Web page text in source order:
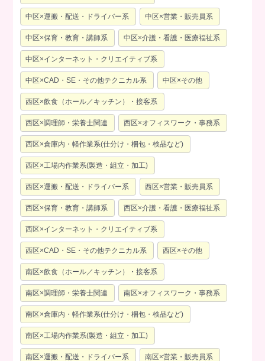
中区×運搬・配送・ドライバー系 中区×営業・販売員系
中区×保育・教育・講師系 中区×介護・看護・医療福祉系
中区×インターネット・クリエイティブ系
中区×CAD・SE・その他テクニカル系 中区×その他
西区×飲食（ホール／キッチン）・接客系
西区×調理師・栄養士関連 西区×オフィスワーク・事務系
西区×倉庫内・軽作業系(仕分け・梱包・検品など)
西区×工場内作業系(製造・組立・加工)
西区×運搬・配送・ドライバー系 西区×営業・販売員系
西区×保育・教育・講師系 西区×介護・看護・医療福祉系
西区×インターネット・クリエイティブ系
西区×CAD・SE・その他テクニカル系 西区×その他
南区×飲食（ホール／キッチン）・接客系
南区×調理師・栄養士関連 南区×オフィスワーク・事務系
南区×倉庫内・軽作業系(仕分け・梱包・検品など)
南区×工場内作業系(製造・組立・加工)
南区×運搬・配送・ドライバー系 南区×営業・販売員系